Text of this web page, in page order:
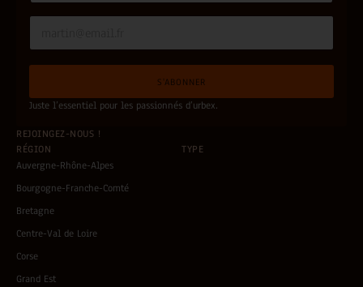
m
e
m
e
E
a
i
*
S'ABONNER
Juste l’essentiel pour les passionnés d’urbex.
REJOINGEZ-NOUS !
RÉGION
Auvergne-Rhône-Alpes
Bourgogne-Franche-Comté
Bretagne
Centre-Val de Loire
Corse
Grand Est
TYPE